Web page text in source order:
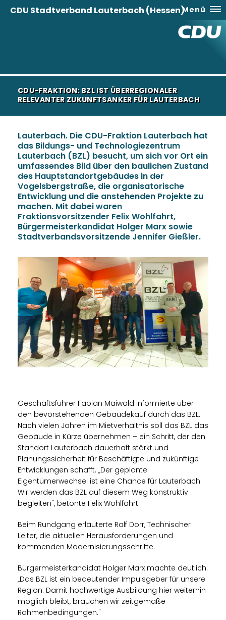
CDU Stadtverband Lauterbach (Hessen)Menü
CDU-FRAKTION: BZL IST ÜBERREGIONALER
RELEVANTER ZUKUNFTSANKER FÜR LAUTERBACH
Lauterbach. Die CDU-Fraktion Lauterbach hat
das Bildungs- und Technologiezentrum
Lauterbach (BZL) besucht, um sich vor Ort ein
umfassendes Bild über den baulichen Zustand
des Hauptstandortgebäudes in der
Vogelsbergstraße, die organisatorische
Entwicklung und die anstehenden Projekte zu
machen. Mit dabei waren
Fraktionsvorsitzender Felix Wohlfahrt,
Bürgermeisterkandidat Holger Marx sowie
Stadtverbandsvorsitzende Jennifer Gießler.
Geschäftsführer Fabian Maiwald informierte über
den bevorstehenden Gebäudekauf durch das BZL.
Nach vielen Jahren im Mietverhältnis soll das BZL das
Gebäude in Kürze übernehmen – ein Schritt, der den
Standort Lauterbach dauerhaft stärkt und
Planungssicherheit für Beschäftigte und zukünftige
Entwicklungen schafft. „Der geplante
Eigentümerwechsel ist eine Chance für Lauterbach.
Wir werden das BZL auf diesem Weg konstruktiv
begleiten", betonte Felix Wohlfahrt.
Beim Rundgang erläuterte Ralf Dörr, Technischer
Leiter, die aktuellen Herausforderungen und
kommenden Modernisierungsschritte.
Bürgermeisterkandidat Holger Marx machte deutlich:
Das BZL ist ein bedeutender Impulsgeber für unsere
Region. Damit hochwertige Ausbildung hier weiterhin
möglich bleibt, brauchen wir zeitgemäße
Rahmenbedingungen."